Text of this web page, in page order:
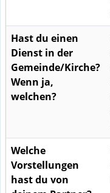
Hast du einen
Dienst in der
Gemeinde/Kirche?
Wenn ja,
welchen?
Welche
Vorstellungen
hast du von